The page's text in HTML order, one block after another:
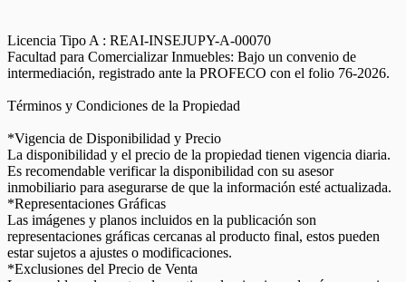
Licencia Tipo A : REAI-INSEJUPY-A-00070
Facultad para Comercializar Inmuebles: Bajo un convenio de
intermediación, registrado ante la PROFECO con el folio 76-2026.
Términos y Condiciones de la Propiedad
*Vigencia de Disponibilidad y Precio
La disponibilidad y el precio de la propiedad tienen vigencia diaria.
Es recomendable verificar la disponibilidad con su asesor
inmobiliario para asegurarse de que la información esté actualizada.
*Representaciones Gráficas
Las imágenes y planos incluidos en la publicación son
representaciones gráficas cercanas al producto final, estos pueden
estar sujetos a ajustes o modificaciones.
*Exclusiones del Precio de Venta